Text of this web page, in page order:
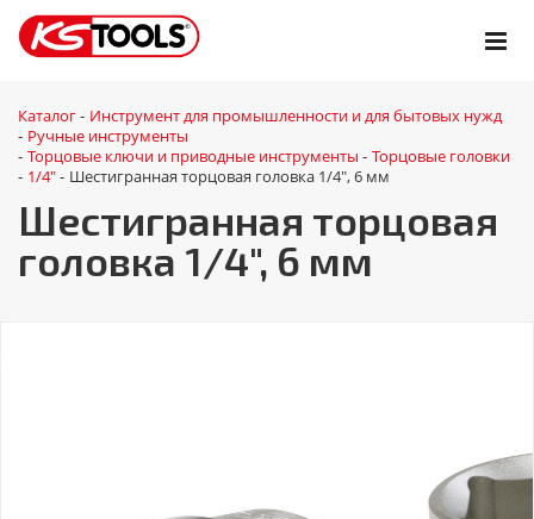
Каталог - Инструмент для промышленности и для бытовых нужд
- Ручные инструменты
- Торцовые ключи и приводные инструменты - Торцовые головки
- 1/4" - Шестигранная торцовая головка 1/4", 6 мм
Шестигранная торцовая
головка 1/4", 6 мм